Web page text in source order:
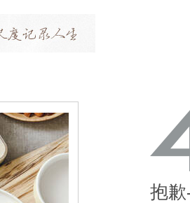
抱歉